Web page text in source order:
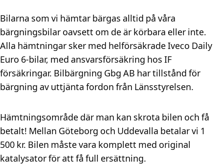
Bilarna som vi hämtar bärgas alltid på våra
bärgningsbilar oavsett om de är körbara eller inte.
Alla hämtningar sker med helförsäkrade Iveco Daily
Euro 6-bilar, med ansvarsförsäkring hos IF
försäkringar. Bilbärgning Gbg AB har tillstånd för
bärgning av uttjänta fordon från Länsstyrelsen.
Hämtningsområde där man kan skrota bilen och få
betalt! Mellan Göteborg och Uddevalla betalar vi 1
500 kr. Bilen måste vara komplett med original
katalysator för att få full ersättning.